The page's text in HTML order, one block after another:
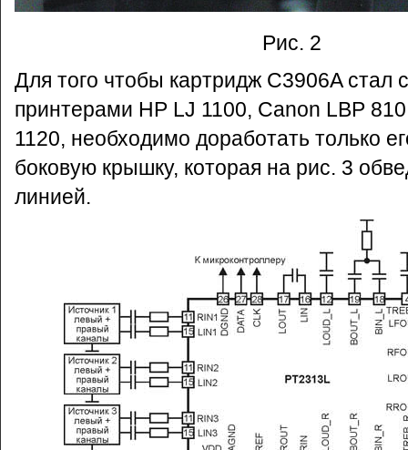
Рис. 2
Для того чтобы картридж C3906A стал
принтерами HP LJ 1100, Canon LBP
1120, необходимо доработать только
боковую крышку, которая на рис. 3
линией.